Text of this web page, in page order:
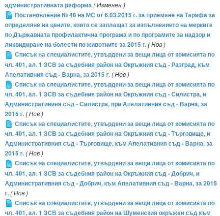
административната реформа( Изменен )
Постановление № 48 на МС от 6.03.2015 г. за приемане на Тарифа за
определяне на цените, които се заплащат за изпълнението на мерките
по Държавната профилактична програма и по програмите за надзор и
ликвидиране на болести по животните за 2015 г.( Нов )
Списък на специалистите, утвърдени за вещи лица от комисията по
чл. 401, ал. 1 ЗСВ за съдебния район на Окръжния съд - Разград, към
Апелативния съд - Варна, за 2015 г.( Нов )
Списък на специалистите, утвърдени за вещи лица от комисията по
чл. 401, ал. 1 ЗСВ за съдебния район на Окръжния съд - Силистра, и
Административиня съд - Силистра, при Апелативния съд - Варна, за
2015 г.( Нов )
Списък на специалистите, утвърдени за вещи лица от комисията по
чл. 401, ал. 1 ЗСВ за съдебния район на Окръжния съд - Търговище, и
Административния съд - Търговище, към Апелативния съд - Варна, за
2015 г.( Нов )
Списък на специалистите, утвърдени за вещи лица от комисията по
чл. 401, ал. 1 ЗСВ за съдебния район на Окръжния съд - Добрич, и
Административния съд - Добрич, към Апелативния съд - Варна, за 2015
г.( Нов )
Списък на специалистите, утвърдени за вещи лица от комисията по
чл. 401, ал. 1 ЗСВ за съдебния район на Шуменския окръжен съд към